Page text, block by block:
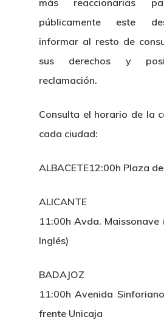
más reaccionarias
públicamente este
informar al resto de
sus derechos y
reclamación.
Consulta el horario de la
cada ciudad:
ALBACETE12:00h Plaza
ALICANTE
11:00h Avda. Maissonave
Inglés)
BADAJOZ
11:00h Avenida
frente Unicaja